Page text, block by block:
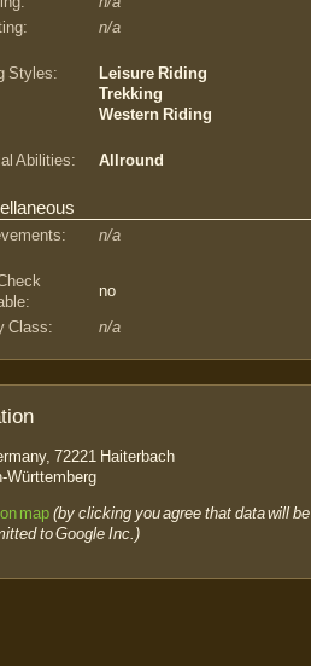
n/a
Styles:
Leisure Riding
Trekking
Western Riding
Abilities: Allround
n/a
no
Class:
n/a
72221 Haiterbach
Württemberg
map (by clicking you agree that data will be
to Google Inc.)